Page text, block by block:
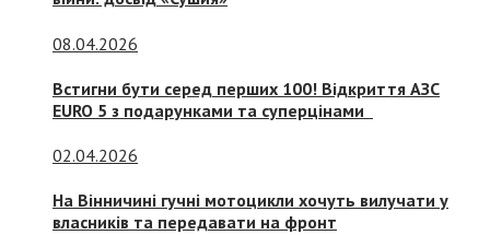
08.04.2026
Встигни бути серед перших 100! Відкриття АЗС
EURO 5 з подарунками та суперцінами
02.04.2026
На Вінничині гучні мотоцикли хочуть вилучати у
власників та передавати на фронт